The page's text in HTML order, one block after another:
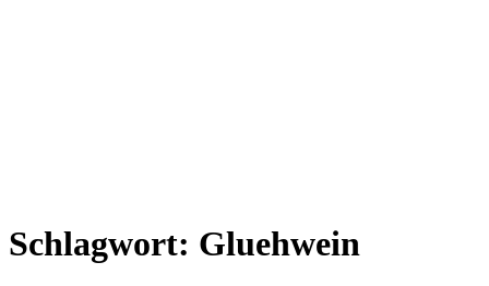
Schlagwort: Gluehwein